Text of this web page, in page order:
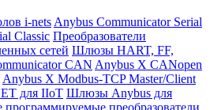
i-nets Anybus Communicator Serial
Classic Преобразователи
сетей Шлюзы HART, FF,
CAN Anybus X CANopen
Anybus X Modbus-TCP Master/Client
для IIoT Шлюзы Anybus для
преобразователи